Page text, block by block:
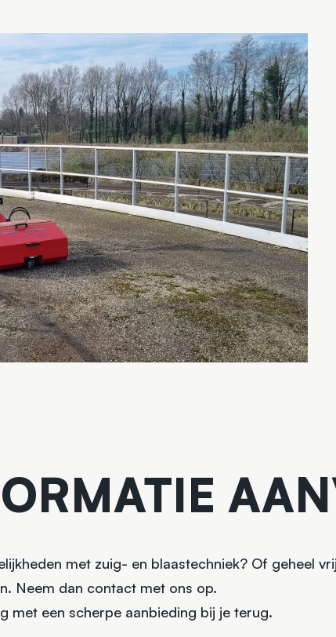
met zuig- en blaastechniek? Of geheel
Neem dan contact met ons op.
met een scherpe aanbieding bij je terug.